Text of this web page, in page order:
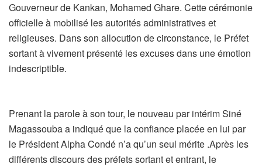
Gouverneur de Kankan, Mohamed Ghare. Cette cérémonie
officielle à mobilisé les autorités administratives et
religieuses. Dans son allocution de circonstance, le Préfet
sortant à vivement présenté les excuses dans une émotion
indescriptible.
Prenant la parole à son tour, le nouveau par intérim Siné
Magassouba a indiqué que la confiance placée en lui par
le Président Alpha Condé n’a qu’un seul mérite .Après les
différents discours des préfets sortant et entrant, le